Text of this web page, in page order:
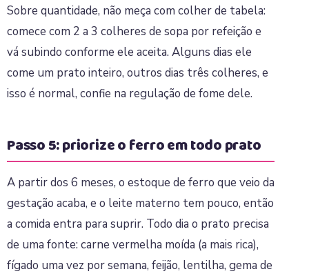
Sobre quantidade, não meça com colher de tabela:
comece com 2 a 3 colheres de sopa por refeição e
vá subindo conforme ele aceita. Alguns dias ele
come um prato inteiro, outros dias três colheres, e
isso é normal, confie na regulação de fome dele.
Passo 5: priorize o ferro em todo prato
A partir dos 6 meses, o estoque de ferro que veio da
gestação acaba, e o leite materno tem pouco, então
a comida entra para suprir. Todo dia o prato precisa
de uma fonte: carne vermelha moída (a mais rica),
fígado uma vez por semana, feijão, lentilha, gema de